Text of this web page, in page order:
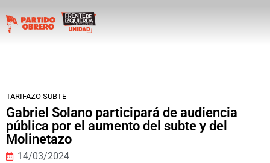
TARIFAZO SUBTE
Gabriel Solano participará de audiencia
pública por el aumento del subte y del
Molinetazo
14/03/2024